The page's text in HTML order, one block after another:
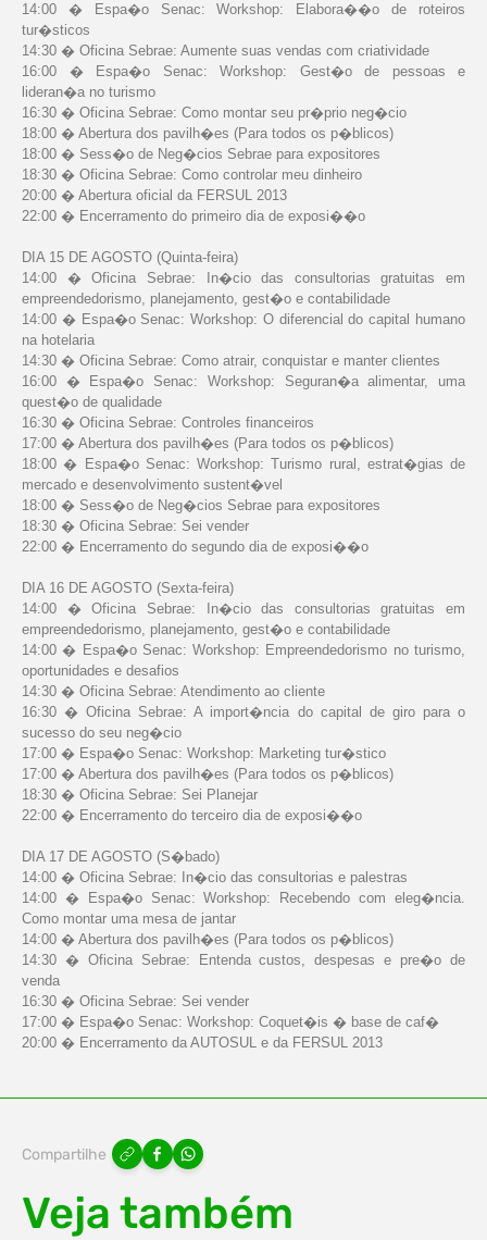
14:00 � Espa�o Senac: Workshop: Elabora��o de roteiros
tur�sticos
14:30 � Oficina Sebrae: Aumente suas vendas com criatividade
16:00 � Espa�o Senac: Workshop: Gest�o de pessoas e
lideran�a no turismo
16:30 � Oficina Sebrae: Como montar seu pr�prio neg�cio
18:00 � Abertura dos pavilh�es (Para todos os p�blicos)
18:00 � Sess�o de Neg�cios Sebrae para expositores
18:30 � Oficina Sebrae: Como controlar meu dinheiro
20:00 � Abertura oficial da FERSUL 2013
22:00 � Encerramento do primeiro dia de exposi��o
DIA 15 DE AGOSTO (Quinta-feira)
14:00 � Oficina Sebrae: In�cio das consultorias gratuitas em
empreendedorismo, planejamento, gest�o e contabilidade
14:00 � Espa�o Senac: Workshop: O diferencial do capital humano
na hotelaria
14:30 � Oficina Sebrae: Como atrair, conquistar e manter clientes
16:00 � Espa�o Senac: Workshop: Seguran�a alimentar, uma
quest�o de qualidade
16:30 � Oficina Sebrae: Controles financeiros
17:00 � Abertura dos pavilh�es (Para todos os p�blicos)
18:00 � Espa�o Senac: Workshop: Turismo rural, estrat�gias de
mercado e desenvolvimento sustent�vel
18:00 � Sess�o de Neg�cios Sebrae para expositores
18:30 � Oficina Sebrae: Sei vender
22:00 � Encerramento do segundo dia de exposi��o
DIA 16 DE AGOSTO (Sexta-feira)
14:00 � Oficina Sebrae: In�cio das consultorias gratuitas em
empreendedorismo, planejamento, gest�o e contabilidade
14:00 � Espa�o Senac: Workshop: Empreendedorismo no turismo,
oportunidades e desafios
14:30 � Oficina Sebrae: Atendimento ao cliente
16:30 � Oficina Sebrae: A import�ncia do capital de giro para o
sucesso do seu neg�cio
17:00 � Espa�o Senac: Workshop: Marketing tur�stico
17:00 � Abertura dos pavilh�es (Para todos os p�blicos)
18:30 � Oficina Sebrae: Sei Planejar
22:00 � Encerramento do terceiro dia de exposi��o
DIA 17 DE AGOSTO (S�bado)
14:00 � Oficina Sebrae: In�cio das consultorias e palestras
14:00 � Espa�o Senac: Workshop: Recebendo com eleg�ncia.
Como montar uma mesa de jantar
14:00 � Abertura dos pavilh�es (Para todos os p�blicos)
14:30 � Oficina Sebrae: Entenda custos, despesas e pre�o de
venda
16:30 � Oficina Sebrae: Sei vender
17:00 � Espa�o Senac: Workshop: Coquet�is � base de caf�
20:00 � Encerramento da AUTOSUL e da FERSUL 2013
Compartilhe
Veja também